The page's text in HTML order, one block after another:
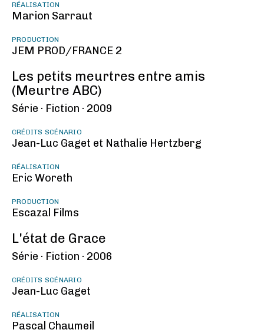
RÉALISATION
Marion Sarraut
PRODUCTION
JEM PROD/FRANCE 2
Les petits meurtres entre amis
(Meurtre ABC)
Série · Fiction · 2009
CRÉDITS SCÉNARIO
Jean-Luc Gaget et Nathalie Hertzberg
RÉALISATION
Eric Woreth
PRODUCTION
Escazal Films
L'état de Grace
Série · Fiction · 2006
CRÉDITS SCÉNARIO
Jean-Luc Gaget
RÉALISATION
Pascal Chaumeil